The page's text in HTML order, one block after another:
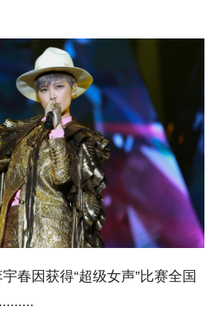
春因获得“超级女声”比赛全国